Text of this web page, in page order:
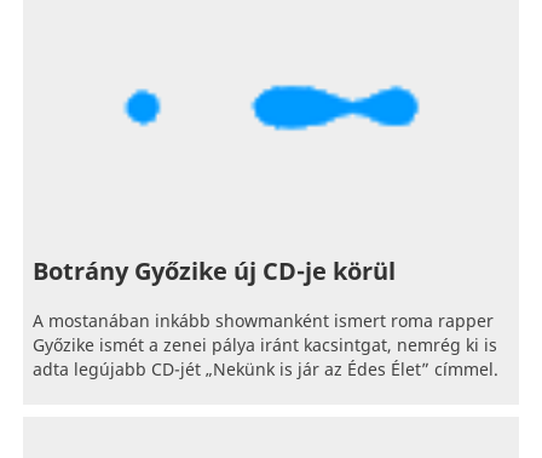
Botrány Győzike új CD-je körül
A mostanában inkább showmanként ismert roma rapper
Győzike ismét a zenei pálya iránt kacsintgat, nemrég ki is
adta legújabb CD-jét „Nekünk is jár az Édes Élet” címmel.